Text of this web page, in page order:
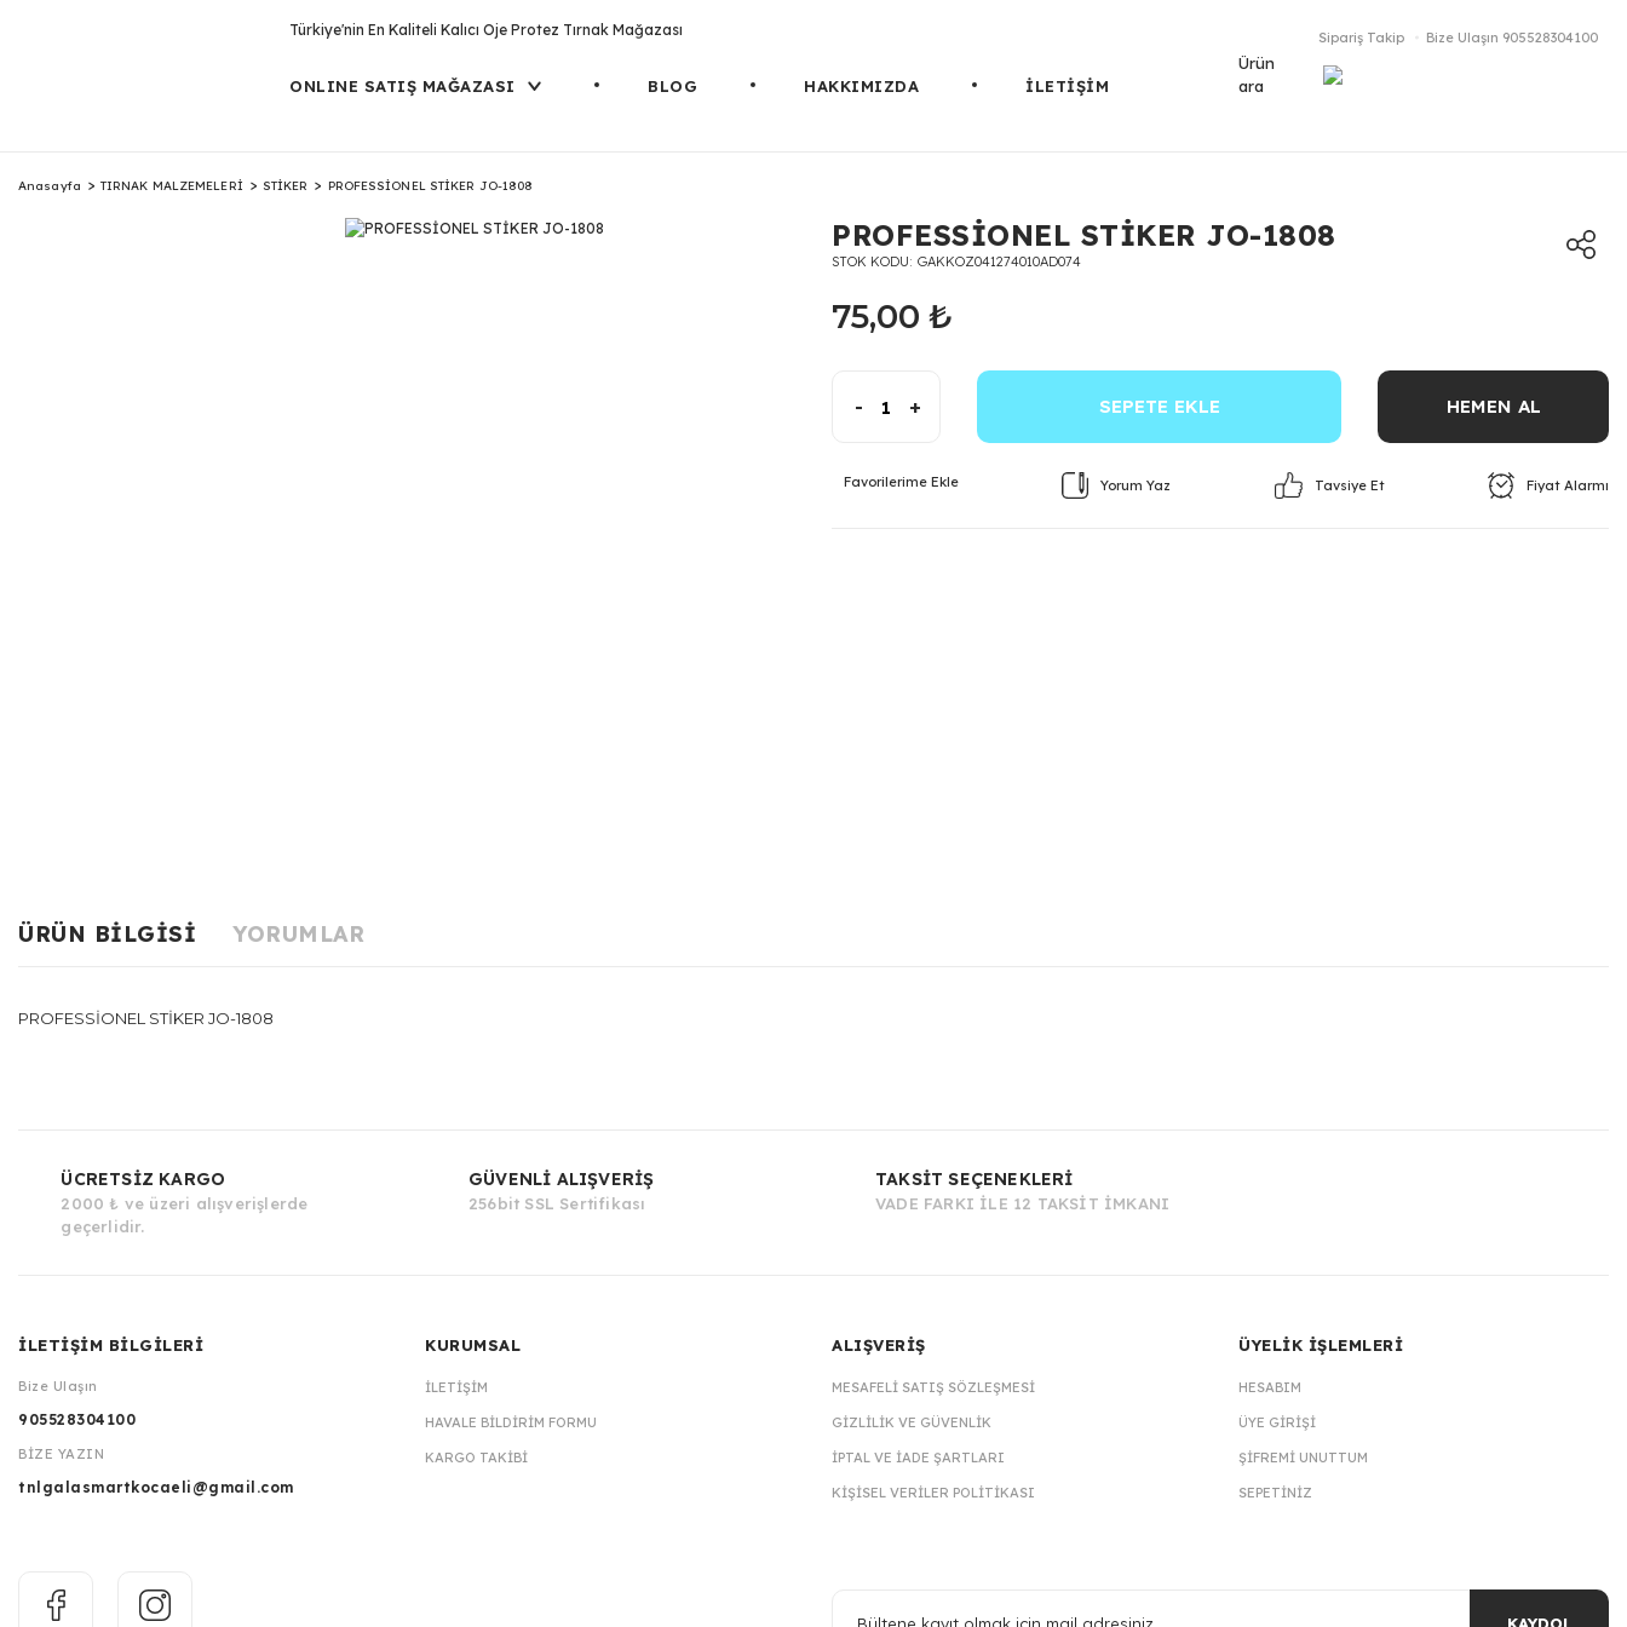
Türkiye'nin En Kaliteli Kalıcı Oje Protez Tırnak Mağazası
ONLINE SATIŞ MAĞAZASI BLOG HAKKIMIZDA İLETİŞİM
Sipariş Takip Bize Ulaşın 905528304100
Ürün
ara
Anasayfa TIRNAK MALZEMELERİ STİKER PROFESSİONEL STİKER JO-1808
PROFESSİONEL STİKER JO-1808
STOK KODU GAKKOZ041274010AD074
75,00 ₺
- + SEPETE EKLE HEMEN AL
Yorum Yaz Tavsiye Et Fiyat Alarmı
ÜRÜN BILGISI YORUMLAR
PROFESSİONEL STİKER JO-1808
ÜCRETSİZ KARGO
2000 ₺ ve üzeri alışverişlerde
geçerlidir.
GÜVENLİ ALIŞVERİŞ
256bit SSL Sertifikası
TAKSİT SEÇENEKLERİ
VADE FARKI İLE 12 TAKSİT İMKANI
İLETİŞİM BİLGİLERİ
Bize Ulaşın
905528304100
BİZE YAZIN
tnlgalasmartkocaeli@gmail.com
KURUMSAL
İLETIŞIM
HAVALE BILDIRIM FORMU
KARGO TAKIBI
ALIŞVERİŞ
MESAFELI SATIŞ SÖZLEŞMESI
GIZLILIK VE GÜVENLIK
İPTAL VE İADE ŞARTLARI
KIŞISEL VERILER POLITIKASI
ÜYELİK İŞLEMLERİ
HESABIM
ÜYE GIRIŞI
ŞIFREMI UNUTTUM
SEPETINIZ
KAYDOL